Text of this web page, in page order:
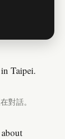
Taipei.
對話。